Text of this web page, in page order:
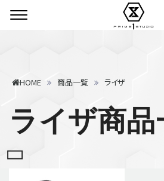
HOME 商品一覧 ライザ
ライザ商